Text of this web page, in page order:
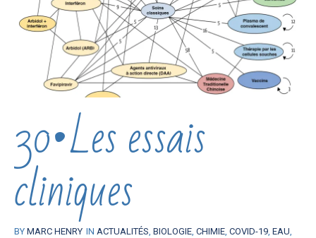
30•Les essais
cliniques
BY MARC HENRY IN ACTUALITÉS, BIOLOGIE, CHIMIE, COVID-19, EAU,